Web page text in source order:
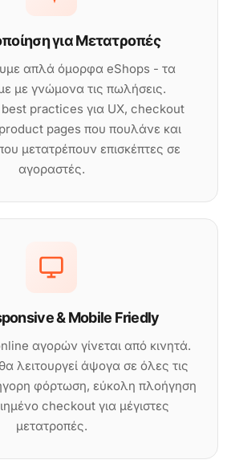
για Μετατροπές
απλά όμορφα eShops - τα
με γνώμονα τις πωλήσεις.
practices για UX, checkout
pages που πουλάνε και
μετατρέπουν επισκέπτες σε
αγοραστές.
& Mobile Friedly
αγορών γίνεται από κινητά.
λειτουργεί άψογα σε όλες τις
φόρτωση, εύκολη πλοήγηση
checkout για μέγιστες
μετατροπές.